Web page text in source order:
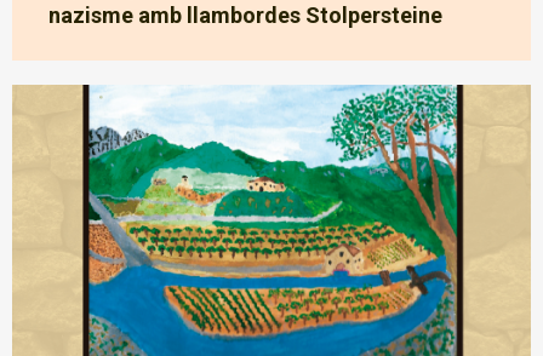
nazisme amb llambordes Stolpersteine